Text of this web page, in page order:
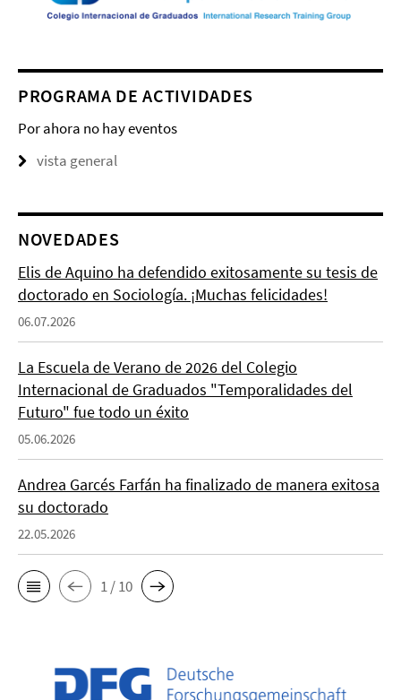
PROGRAMA DE ACTIVIDADES
Por ahora no hay eventos
vista general
NOVEDADES
Elis de Aquino ha defendido exitosamente su tesis de
doctorado en Sociología. ¡Muchas felicidades!
06.07.2026
La Escuela de Verano de 2026 del Colegio
Internacional de Graduados "Temporalidades del
Futuro" fue todo un éxito
05.06.2026
Andrea Garcés Farfán ha finalizado de manera exitosa
su doctorado
22.05.2026
1 / 10